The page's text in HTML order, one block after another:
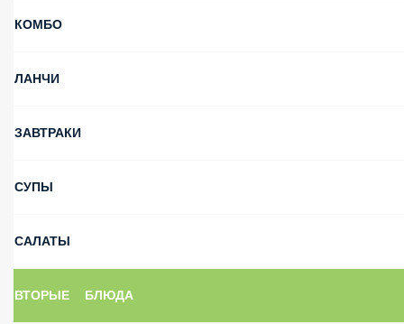
КОМБО
ЛАНЧИ
ЗАВТРАКИ
СУПЫ
САЛАТЫ
ВТОРЫЕ БЛЮДА